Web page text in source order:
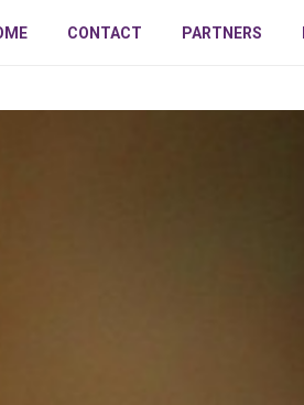
CONTACT PARTNERS